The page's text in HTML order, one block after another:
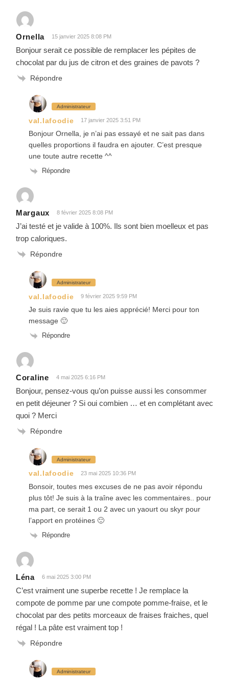
Ornella 15 janvier 2025 8:08 PM
Bonjour serait ce possible de remplacer les pépites de
chocolat par du jus de citron et des graines de pavots ?
Répondre
Administrateur
val.lafoodie 17 janvier 2025 3:51 PM
Bonjour Ornella, je n’ai pas essayé et ne sait pas dans
quelles proportions il faudra en ajouter. C’est presque
une toute autre recette ^^
Répondre
Margaux 8 février 2025 8:08 PM
J’ai testé et je valide à 100%. Ils sont bien moelleux et pas
trop caloriques.
Répondre
Administrateur
val.lafoodie 9 février 2025 9:59 PM
Je suis ravie que tu les aies apprécié! Merci pour ton
message 🙂
Répondre
Coraline 4 mai 2025 6:16 PM
Bonjour, pensez-vous qu’on puisse aussi les consommer
en petit déjeuner ? Si oui combien … et en complétant avec
quoi ? Merci
Répondre
Administrateur
val.lafoodie 23 mai 2025 10:36 PM
Bonsoir, toutes mes excuses de ne pas avoir répondu
plus tôt! Je suis à la traîne avec les commentaires.. pour
ma part, ce serait 1 ou 2 avec un yaourt ou skyr pour
l’apport en protéines 🙂
Répondre
Léna 6 mai 2025 3:00 PM
C’est vraiment une superbe recette ! Je remplace la
compote de pomme par une compote pomme-fraise, et le
chocolat par des petits morceaux de fraises fraiches, quel
régal ! La pâte est vraiment top !
Répondre
Administrateur